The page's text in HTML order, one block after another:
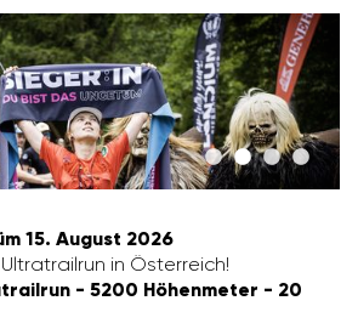
15. August 2026
in Öster­reich!
- 5200 Höhen­meter - 20